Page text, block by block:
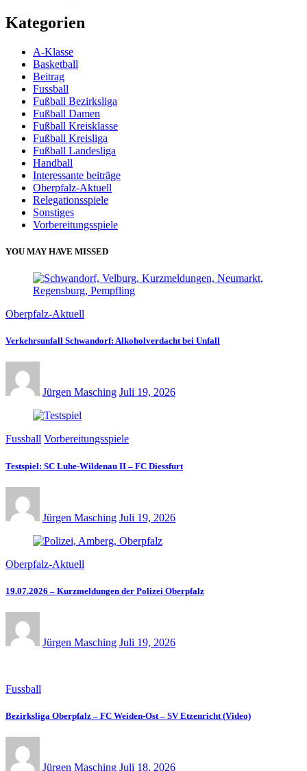
Kategorien
A-Klasse
Basketball
Beitrag
Fussball
Fußball Bezirksliga
Fußball Damen
Fußball Kreisklasse
Fußball Kreisliga
Fußball Landesliga
Handball
Interessante beiträge
Oberpfalz-Aktuell
Relegationsspiele
Sonstiges
Vorbereitungsspiele
YOU MAY HAVE MISSED
Oberpfalz-Aktuell
Verkehrsunfall Schwandorf: Alkoholverdacht bei Unfall
Jürgen Masching Juli 19, 2026
Fussball Vorbereitungsspiele
Testspiel: SC Luhe-Wildenau II – FC Diessfurt
Jürgen Masching Juli 19, 2026
Oberpfalz-Aktuell
19.07.2026 – Kurzmeldungen der Polizei Oberpfalz
Jürgen Masching Juli 19, 2026
Fussball
Bezirksliga Oberpfalz – FC Weiden-Ost – SV Etzenricht (Video)
Jürgen Masching Juli 18, 2026